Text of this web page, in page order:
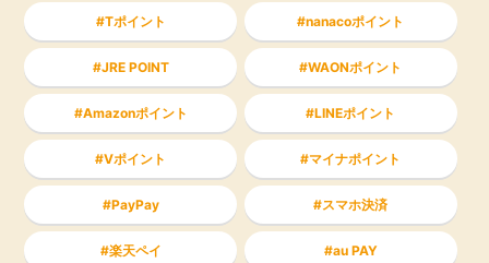
Tポイント nanacoポイント
JRE POINT WAONポイント
Amazonポイント LINEポイント
Vポイント マイナポイント
PayPay スマホ決済
楽天ペイ au PAY